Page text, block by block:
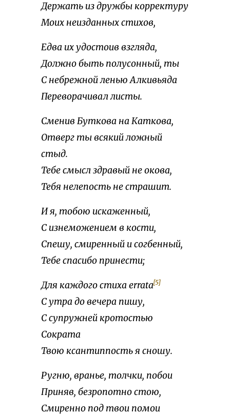
Держать из дружбы корректуру
Моих неизданных стихов,
Едва их удостоив взгляда,
Должно быть полусонный, ты
С небрежной ленью Алкивьяда
Переворачивал листы.
Сменив Буткова на Каткова,
Отверг ты всякий ложный
стыд.
Тебе смысл здравый не окова,
Тебя нелепость не страшит.
И я, тобою искаженный,
С изнеможением в кости,
Спешу, смиренный и согбенный,
Тебе спасибо принести;
Для каждого стиха errata[5]
С утра до вечера пишу,
С супружней кротостью
Сократа
Твою ксантиппость я сношу.
Ругню, вранье, толчки, побои
Приняв, безропотно стою,
Смиренно под твои помои